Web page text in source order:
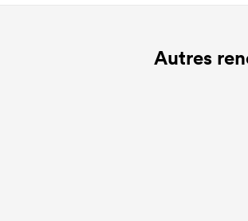
Autres